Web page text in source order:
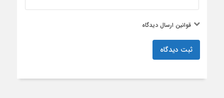
قوانین ارسال دیدگاه
ثبت دیدگاه